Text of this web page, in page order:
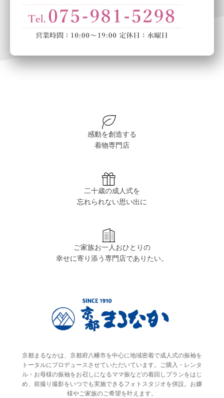
感動を創造する
着物専門店
二十歳の成人式を
忘れられない思い出に
ご家族お一人おひとりの
幸せに寄り添う専門店でありたい。
京都まるなかは、京都府八幡市を中心に地域密着で成人式の振袖を
トータルにプロデュースさせていただいています。ご購入・レンタ
ル・お母様の振袖をお召しになるママ振などの着回しプランをはじ
め、前撮り撮影をいつでも実施できるフォトスタジオを併設。お嬢
様やご家族のご希望を叶えます。